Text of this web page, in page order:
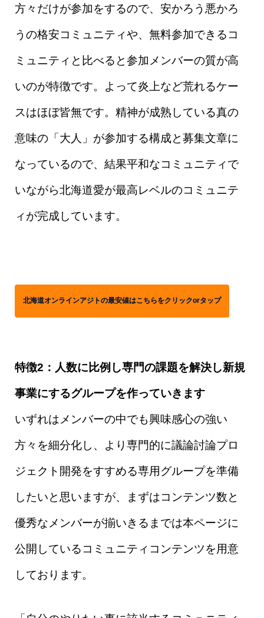
方々だけが参加をするので、安かろう悪かろ
うの格安コミュニティや、無料参加できるコ
ミュニティと比べると参加メンバーの質が高
いのが特徴です。よって炎上など荒れるケー
スはほぼ皆無です。精神が成熟している真の
意味の「大人」が参加する構成と募集文章に
なっているので、結果平和なコミュニティで
いながら北海道愛が最高レベルのコミュニテ
ィが完成しています。
北海道オンラインアジトの最安値はこちらをクリックorタップ
特徴2：人数に比例し専門の課題を解決し新規
事業にするグループを作っていきます
いずれはメンバーの中でも興味感心の強い
方々を細分化し、より専門的に議論討論プロ
ジェクト開発をすすめる専用グループを準備
したいと思いますが、まずはコンテンツ数と
優秀なメンバーが揃いきるまでは本ページに
公開しているコミュニティコンテンツを用意
しております。